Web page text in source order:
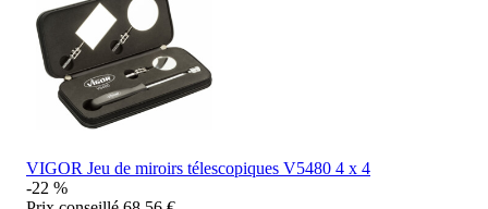
VIGOR Jeu de miroirs télescopiques V5480 4 x 4
-22 %